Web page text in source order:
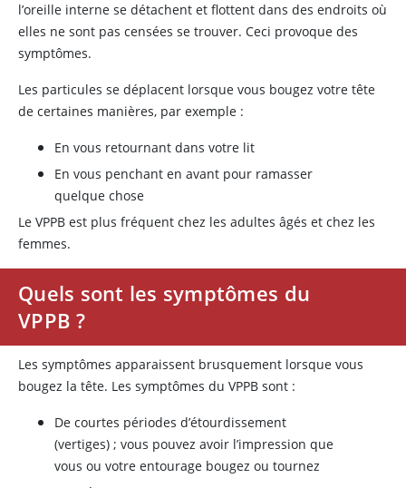
l’oreille interne se détachent et flottent dans des endroits où
elles ne sont pas censées se trouver. Ceci provoque des
symptômes.
Les particules se déplacent lorsque vous bougez votre tête
de certaines manières, par exemple :
En vous retournant dans votre lit
En vous penchant en avant pour ramasser
quelque chose
Le VPPB est plus fréquent chez les adultes âgés et chez les
femmes.
Quels sont les symptômes du
VPPB ?
Les symptômes apparaissent brusquement lorsque vous
bougez la tête. Les symptômes du VPPB sont :
De courtes périodes d’étourdissement
(vertiges) ; vous pouvez avoir l’impression que
vous ou votre entourage bougez ou tournez